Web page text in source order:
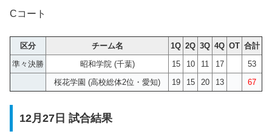
Cコート
区分 チーム名 1Q 2Q 3Q 4Q OT 合計
準々決勝
昭和学院 (千葉) 15 10 11 17
53
桜花学園 (高校総体2位・愛知)
19 15 20 13 67
12月27日 試合結果